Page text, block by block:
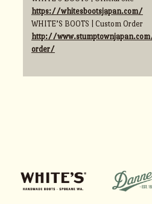
https://whitesbootsjapan.com/
WHITE’S BOOTS | Custom Order
http://
order/